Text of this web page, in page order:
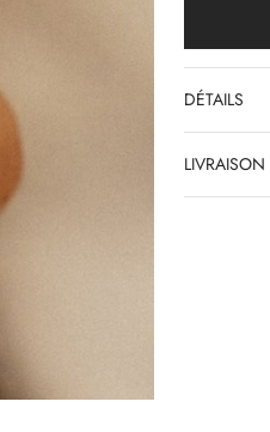
DÉTAILS
LIVRAISON